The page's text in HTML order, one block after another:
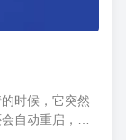
时候，它突然
自动重启，这